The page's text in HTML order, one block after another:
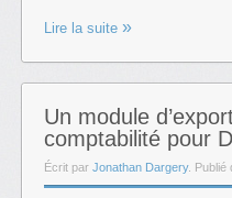
Lire la suite
Un module
comptabilité pour
Écrit par Jonathan Dargery. Publié